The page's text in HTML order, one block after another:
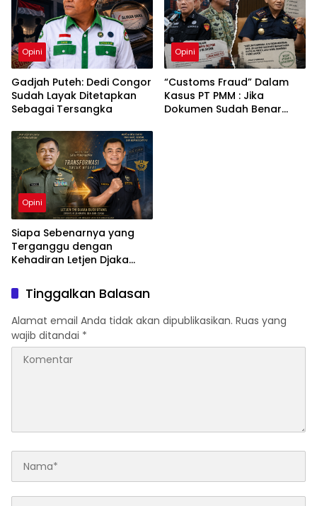
Opini
Gadjah Puteh: Dedi Congor
Sudah Layak Ditetapkan
Sebagai Tersangka
Opini
“Customs Fraud” Dalam
Kasus PT PMM : Jika
Dokumen Sudah Benar
Opini
Siapa Sebenarnya yang
Terganggu dengan
Kehadiran Letjen Djaka
sebagai Dirjen Bea Cukai?
Tinggalkan Balasan
Alamat email Anda tidak akan dipublikasikan. Ruas yang
wajib ditandai *